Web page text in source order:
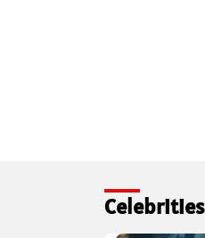
Celebrities